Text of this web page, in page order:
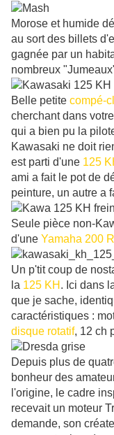
Morose et humide
au sort des billets
gagnée par un
nombreux
Belle petite compé-
cherchant dans
qui a bien pu la
Kawasaki ne doit
est parti d'une 125
ami a fait le pot de
peinture, un autre a
Seule pièce non-
d'une Yamaha 200
Un p'tit coup de
la 125 KH . Ici dans
que je sache,
caractéristiques :
disque rotatif, 12 ch
Depuis plus de
bonheur des
l'origine, le cadre
recevait un moteur
demande, son